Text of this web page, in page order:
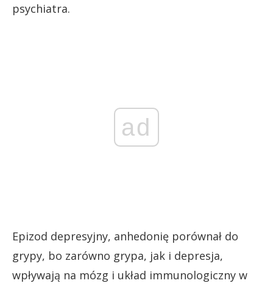
psychiatra.
ad
Epizod depresyjny, anhedonię porównał do
grypy, bo zarówno grypa, jak i depresja,
wpływają na mózg i układ immunologiczny w